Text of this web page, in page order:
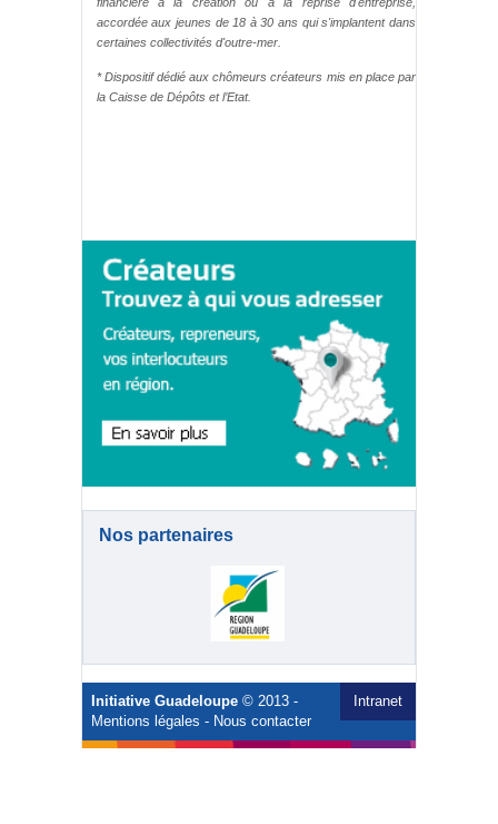
accordée aux jeunes de 18 à 30 ans qui s'implantent dans
certaines collectivités d'outre-mer.
* Dispositif dédié aux chômeurs créateurs mis en place par
la Caisse de Dépôts et l’Etat.
Nos partenaires
Intranet
Initiative Guadeloupe © 2013 -
Mentions légales - Nous contacter